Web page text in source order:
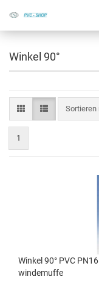
Winkel 90°
Sortieren
1
Win­kel 90° PVC
win­de­muf­fe